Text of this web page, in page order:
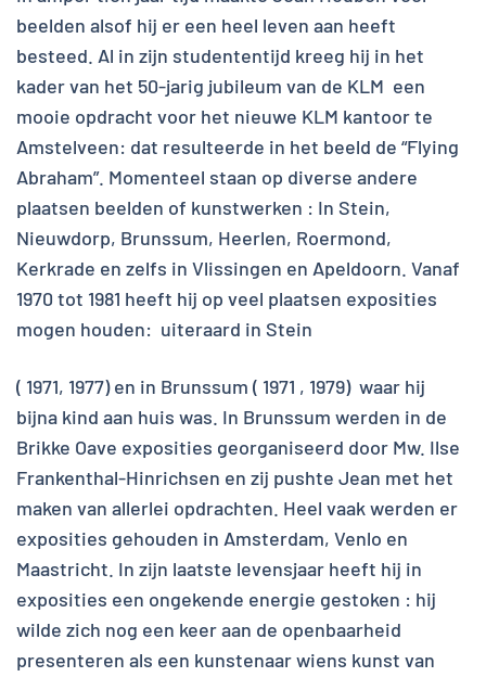
beelden alsof hij er een heel leven aan heeft
besteed. Al in zijn studententijd kreeg hij in het
kader van het 50-jarig jubileum van de KLM een
mooie opdracht voor het nieuwe KLM kantoor te
Amstelveen: dat resulteerde in het beeld de “Flying
Abraham”. Momenteel staan op diverse andere
plaatsen beelden of kunstwerken : In Stein,
Nieuwdorp, Brunssum, Heerlen, Roermond,
Kerkrade en zelfs in Vlissingen en Apeldoorn. Vanaf
1970 tot 1981 heeft hij op veel plaatsen exposities
mogen houden: uiteraard in Stein
( 1971, 1977) en in Brunssum ( 1971 , 1979) waar hij
bijna kind aan huis was. In Brunssum werden in de
Brikke Oave exposities georganiseerd door Mw. Ilse
Frankenthal-Hinrichsen en zij pushte Jean met het
maken van allerlei opdrachten. Heel vaak werden er
exposities gehouden in Amsterdam, Venlo en
Maastricht. In zijn laatste levensjaar heeft hij in
exposities een ongekende energie gestoken : hij
wilde zich nog een keer aan de openbaarheid
presenteren als een kunstenaar wiens kunst van